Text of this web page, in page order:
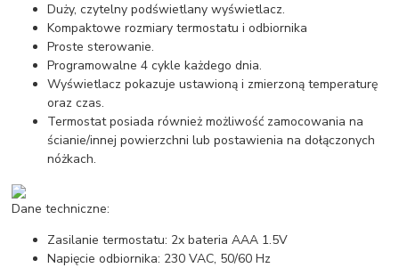
Duży, czytelny podświetlany wyświetlacz.
Kompaktowe rozmiary termostatu i odbiornika
Proste sterowanie.
Programowalne 4 cykle każdego dnia.
Wyświetlacz pokazuje ustawioną i zmierzoną temperaturę
oraz czas.
Termostat posiada również możliwość zamocowania na
ścianie/innej powierzchni lub postawienia na dołączonych
nóżkach.
Dane techniczne:
Zasilanie termostatu: 2x bateria AAA 1.5V
Napięcie odbiornika: 230 VAC, 50/60 Hz